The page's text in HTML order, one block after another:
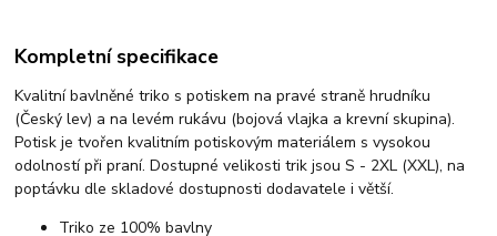
Kompletní specifikace
Kvalitní bavlněné triko s potiskem na pravé straně hrudníku
(Český lev) a na levém rukávu (bojová vlajka a krevní skupina).
Potisk je tvořen kvalitním potiskovým materiálem s vysokou
odolností při praní. Dostupné velikosti trik jsou S - 2XL (XXL), na
poptávku dle skladové dostupnosti dodavatele i větší.
Triko ze 100% bavlny